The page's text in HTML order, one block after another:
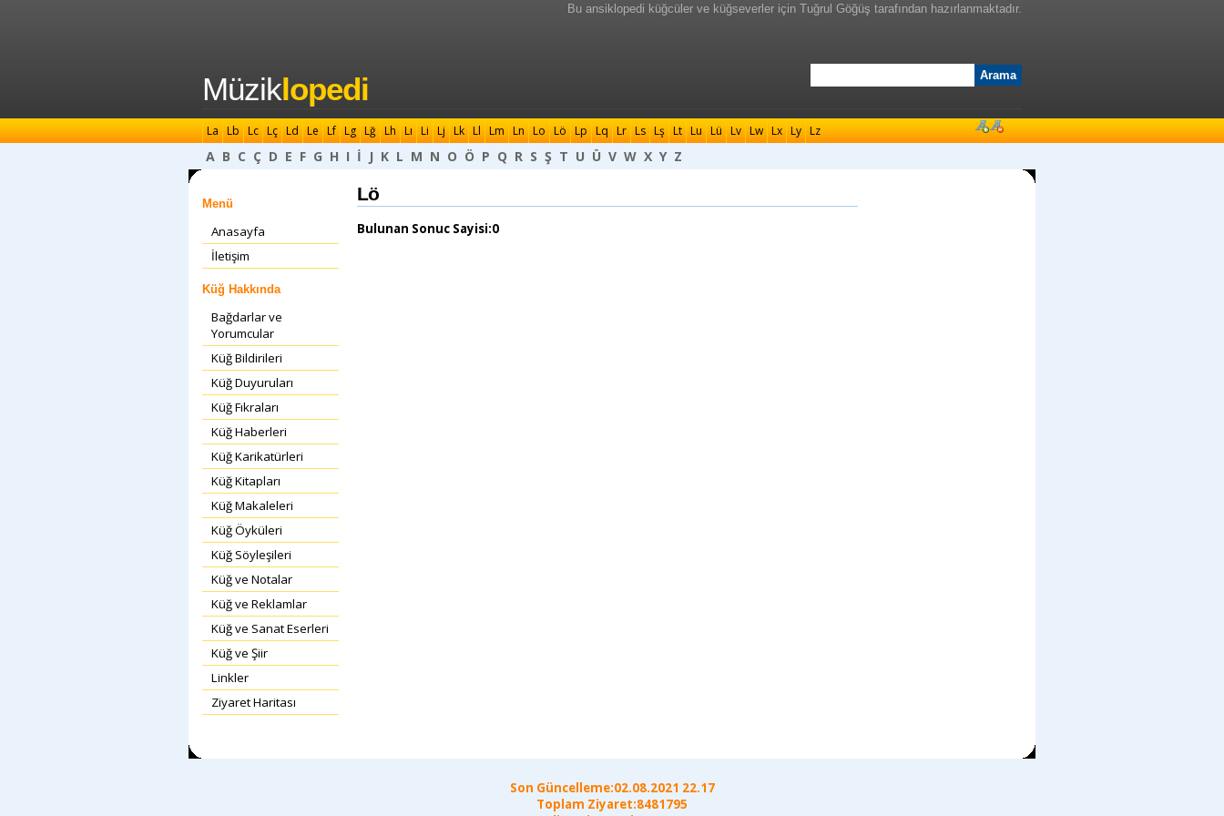
Bu ansiklopedi küğcüler ve küğseverler için Tuğrul Göğüş tarafından hazırlanmaktadır.
Müziklopedi
La Lb Lc Lç Ld Le Lf Lg Lğ Lh Lı Li Lj Lk Ll Lm Ln Lo Lö Lp Lq Lr Ls Lş Lt Lu Lü Lv Lw Lx Ly Lz
A B C Ç D E F G H I İ J K L M N O Ö P Q R S Ş T U Ü V W X Y Z
Menü
Anasayfa
İletişim
Küğ Hakkında
Bağdarlar ve
Yorumcular
Küğ Bildirileri
Küğ Duyuruları
Küğ Fıkraları
Küğ Haberleri
Küğ Karikatürleri
Küğ Kitapları
Küğ Makaleleri
Küğ Öyküleri
Küğ Söyleşileri
Küğ ve Notalar
Küğ ve Reklamlar
Küğ ve Sanat Eserleri
Küğ ve Şiir
Linkler
Ziyaret Haritası
Lö
Bulunan Sonuc Sayisi:0
Son Güncelleme:02.08.2021 22.17
Toplam Ziyaret:8481795